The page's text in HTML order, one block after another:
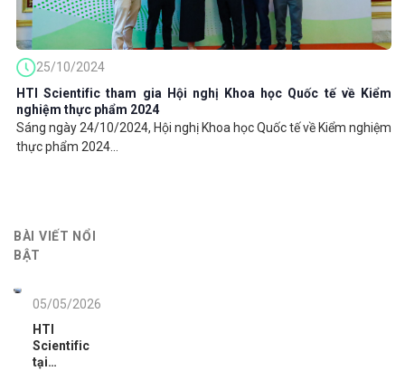
25/10/2024
HTI Scientific tham gia Hội nghị Khoa học Quốc tế về Kiểm
nghiệm thực phẩm 2024
Sáng ngày 24/10/2024, Hội nghị Khoa học Quốc tế về Kiểm nghiệm
thực phẩm 2024...
BÀI VIẾT NỔI
BẬT
05/05/2026
HTI
Scientific
tại